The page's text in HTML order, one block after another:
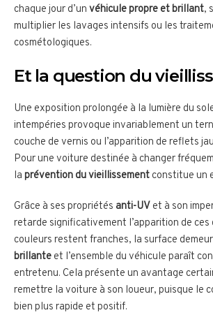
chaque jour d’un véhicule propre et brillant,
multiplier les lavages intensifs ou les
cosmétologiques.
Et la question du
Une exposition prolongée à la lumière du
intempéries provoque invariablement un
couche de vernis ou l’apparition de reflets
Pour une voiture destinée à changer
la prévention du vieillissement constitue un
Grâce à ses propriétés anti-UV et à son
retarde significativement l’apparition de ces
couleurs restent franches, la surface
brillante et l’ensemble du véhicule paraît
entretenu. Cela présente un avantage
remettre la voiture à son loueur, puisque le
bien plus rapide et positif.